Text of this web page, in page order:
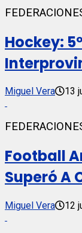
Hockey:
Miguel Vera 13
Football
Superó A
Miguel Vera 12